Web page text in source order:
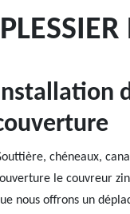
chéneaux,
le couvreur
nous offrons un